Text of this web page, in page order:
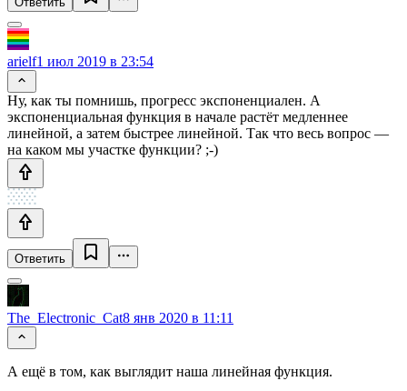
arielf1 июл 2019 в 23:54
Ну, как ты помнишь, прогресс экспоненциален. А
экспоненциальная функция в начале растёт медленнее
линейной, а затем быстрее линейной. Так что весь вопрос —
на каком мы участке функции? ;-)
Ответить
The_Electronic_Cat8 янв 2020 в 11:11
А ещё в том, как выглядит наша линейная функция.